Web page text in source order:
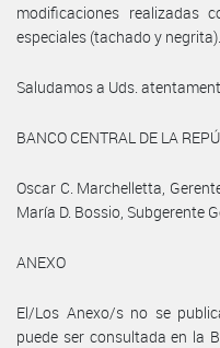
modificaciones realizadas
especiales (tachado y negrita).
Saludamos a Uds.
BANCO CENTRAL DE LA
Oscar C. Marchelletta,
María D. Bossio, Subgerente
ANEXO
El/Los Anexo/s no se
puede ser consultada en la